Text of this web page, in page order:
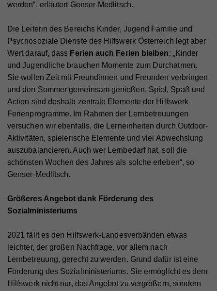
werden“, erläutert Genser-Medlitsch.
Die Leiterin des Bereichs Kinder, Jugend Familie und
Psychosoziale Dienste des Hilfswerk Österreich legt aber
Wert darauf, dass Ferien auch Ferien bleiben: „Kinder
und Jugendliche brauchen Momente zum Durchatmen.
Sie wollen Zeit mit Freundinnen und Freunden verbringen
und den Sommer gemeinsam genießen. Spiel, Spaß und
Action sind deshalb zentrale Elemente der Hilfswerk-
Ferienprogramme. Im Rahmen der Lernbetreuungen
versuchen wir ebenfalls, die Lerneinheiten durch Outdoor-
Aktivitäten, spielerische Elemente und viel Abwechslung
auszubalancieren. Auch wer Lernbedarf hat, soll die
schönsten Wochen des Jahres als solche erleben“, so
Genser-Medlitsch.
Größeres Angebot dank Förderung des
Sozialministeriums
2021 fällt es den Hilfswerk-Landesverbänden etwas
leichter, der großen Nachfrage, vor allem nach
Lernbetreuung, gerecht zu werden. Grund dafür ist eine
Förderung des Sozialministeriums. Sie ermöglicht es dem
Hilfswerk nicht nur, das Angebot zu vergrößern, sondern